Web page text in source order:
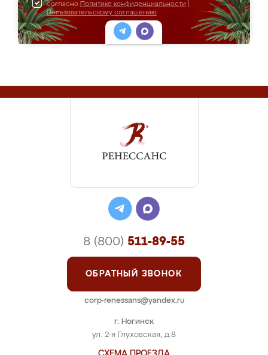
согласно Политике конфиденциальности
Пользовательскому соглашению
г. Ногинск
ул. 2-я Глуховская, д.8
8 (800) 511-89-55
ОБРАТНЫЙ ЗВОНОК
corp-renessans@yandex.ru